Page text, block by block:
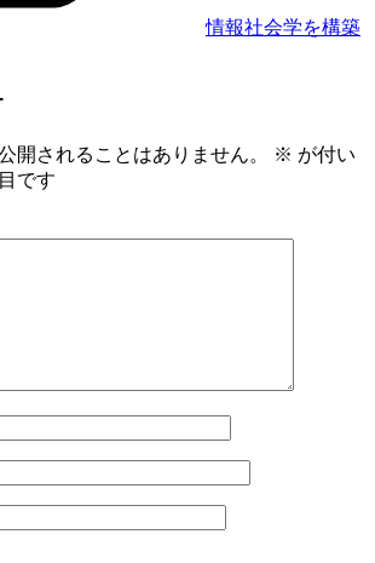
情報社会学を構築
開されることはありません。 ※ が付い
です